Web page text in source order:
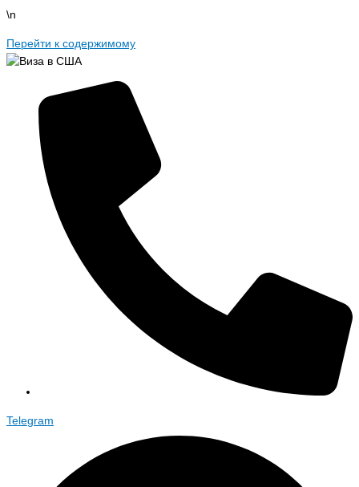
\n
Перейти к содержимому
Telegram